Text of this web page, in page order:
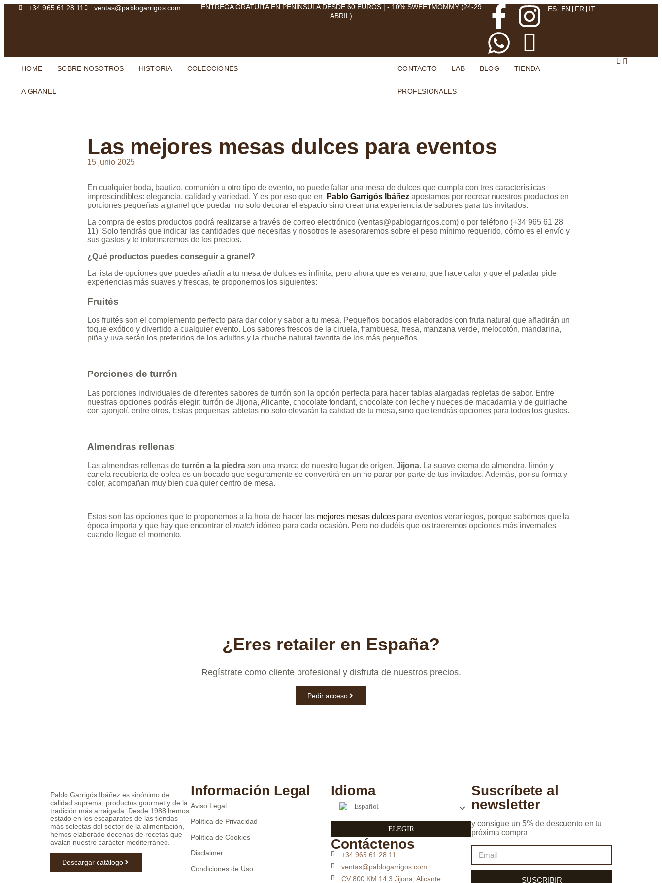
+34 965 61 28 11 ventas@pablogarrigos.com
ENTREGA GRATUITA EN PENÍNSULA DESDE 60 EUROS | - 10% SWEETMOMMY (24-29
ABRIL)
ES EN FR IT
HOME SOBRE NOSOTROS HISTORIA COLECCIONES
A GRANEL
CONTACTO LAB BLOG TIENDA
PROFESIONALES
Las mejores mesas dulces para eventos
15 junio 2025
En cualquier boda, bautizo, comunión u otro tipo de evento, no puede faltar una mesa de dulces que cumpla con tres características
imprescindibles: elegancia, calidad y variedad. Y es por eso que en
Pablo Garrigós Ibáñez apostamos por recrear nuestros productos en
porciones pequeñas a granel que puedan no solo decorar el espacio sino crear una experiencia de sabores para tus invitados.
La compra de estos productos podrá realizarse a través de correo electrónico (ventas@pablogarrigos.com) o por teléfono (+34 965 61 28
11). Solo tendrás que indicar las cantidades que necesitas y nosotros te asesoraremos sobre el peso mínimo requerido, cómo es el envío y
sus gastos y te informaremos de los precios.
¿Qué productos puedes conseguir a granel?
La lista de opciones que puedes añadir a tu mesa de dulces es infinita, pero ahora que es verano, que hace calor y que el paladar pide
experiencias más suaves y frescas, te proponemos los siguientes:
Fruités
Los fruités son el complemento perfecto para dar color y sabor a tu mesa. Pequeños bocados elaborados con fruta natural que añadirán un
toque exótico y divertido a cualquier evento. Los sabores frescos de la ciruela, frambuesa, fresa, manzana verde, melocotón, mandarina,
piña y uva serán los preferidos de los adultos y la chuche natural favorita de los más pequeños.
Porciones de turrón
Las porciones individuales de diferentes sabores de turrón son la opción perfecta para hacer tablas alargadas repletas de sabor. Entre
nuestras opciones podrás elegir: turrón de Jijona, Alicante, chocolate fondant, chocolate con leche y nueces de macadamia y de guirlache
con ajonjolí, entre otros. Estas pequeñas tabletas no solo elevarán la calidad de tu mesa, sino que tendrás opciones para todos los gustos.
Almendras rellenas
Las almendras rellenas de turrón a la piedra son una marca de nuestro lugar de origen, Jijona. La suave crema de almendra, limón y
canela recubierta de oblea es un bocado que seguramente se convertirá en un no parar por parte de tus invitados. Además, por su forma y
color, acompañan muy bien cualquier centro de mesa.
Estas son las opciones que te proponemos a la hora de hacer las mejores mesas dulces para eventos veraniegos, porque sabemos que la
época importa y que hay que encontrar el match idóneo para cada ocasión. Pero no dudéis que os traeremos opciones más invernales
cuando llegue el momento.
¿Eres retailer en España?
Regístrate como cliente profesional y disfruta de nuestros precios.
Pedir acceso
Pablo Garrigós Ibáñez es sinónimo de
calidad suprema, productos gourmet y de la
tradición más arraigada. Desde 1988 hemos
estado en los escaparates de las tiendas
más selectas del sector de la alimentación,
hemos elaborado decenas de recetas que
avalan nuestro carácter mediterráneo.
Descargar catálogo
Información Legal
Aviso Legal
Política de Privacidad
Política de Cookies
Disclaimer
Condiciones de Uso
Idioma
Español
ELEGIR
Contáctenos
+34 965 61 28 11
ventas@pablogarrigos.com
CV 800 KM 14,3 Jijona, Alicante
Suscríbete al
newsletter
y consigue un 5% de descuento en tu
próxima compra
SUSCRIBIR